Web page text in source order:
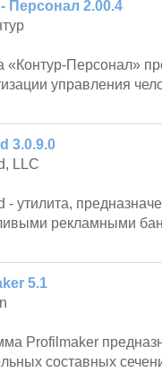
Персонал 2.00.4
«Контур-Персонал»
управления
3.0.9.0
LLC
- утилита,
рекламными
5.1
Profilmaker
составных